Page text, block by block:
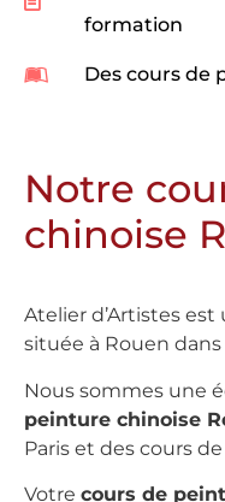
formation
Des cours de
Notre
chinoise
Atelier d’Artistes est
située à Rouen
Nous sommes une
peinture chinoise
Paris et des cours
Votre cours de